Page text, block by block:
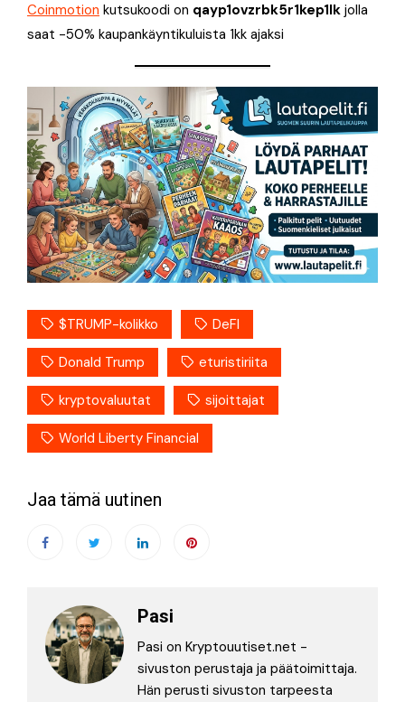
Coinmotion kutsukoodi on qayp1ovzrbk5r1kep1lk jolla
saat -50% kaupankäyntikuluista 1kk ajaksi
$TRUMP-kolikko DeFI
Donald Trump eturistiriita
kryptovaluutat sijoittajat
World Liberty Financial
Jaa tämä uutinen
Pasi
Pasi on Kryptouutiset.net -
sivuston perustaja ja päätoimittaja.
Hän perusti sivuston tarpeesta